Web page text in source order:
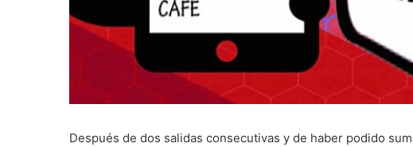
Después de dos salidas consecutivas y de haber podido